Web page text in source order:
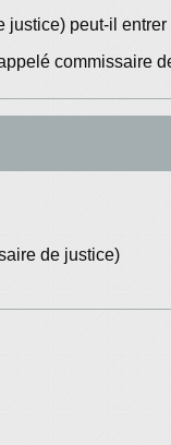
peut-il
commissaire
de justice)